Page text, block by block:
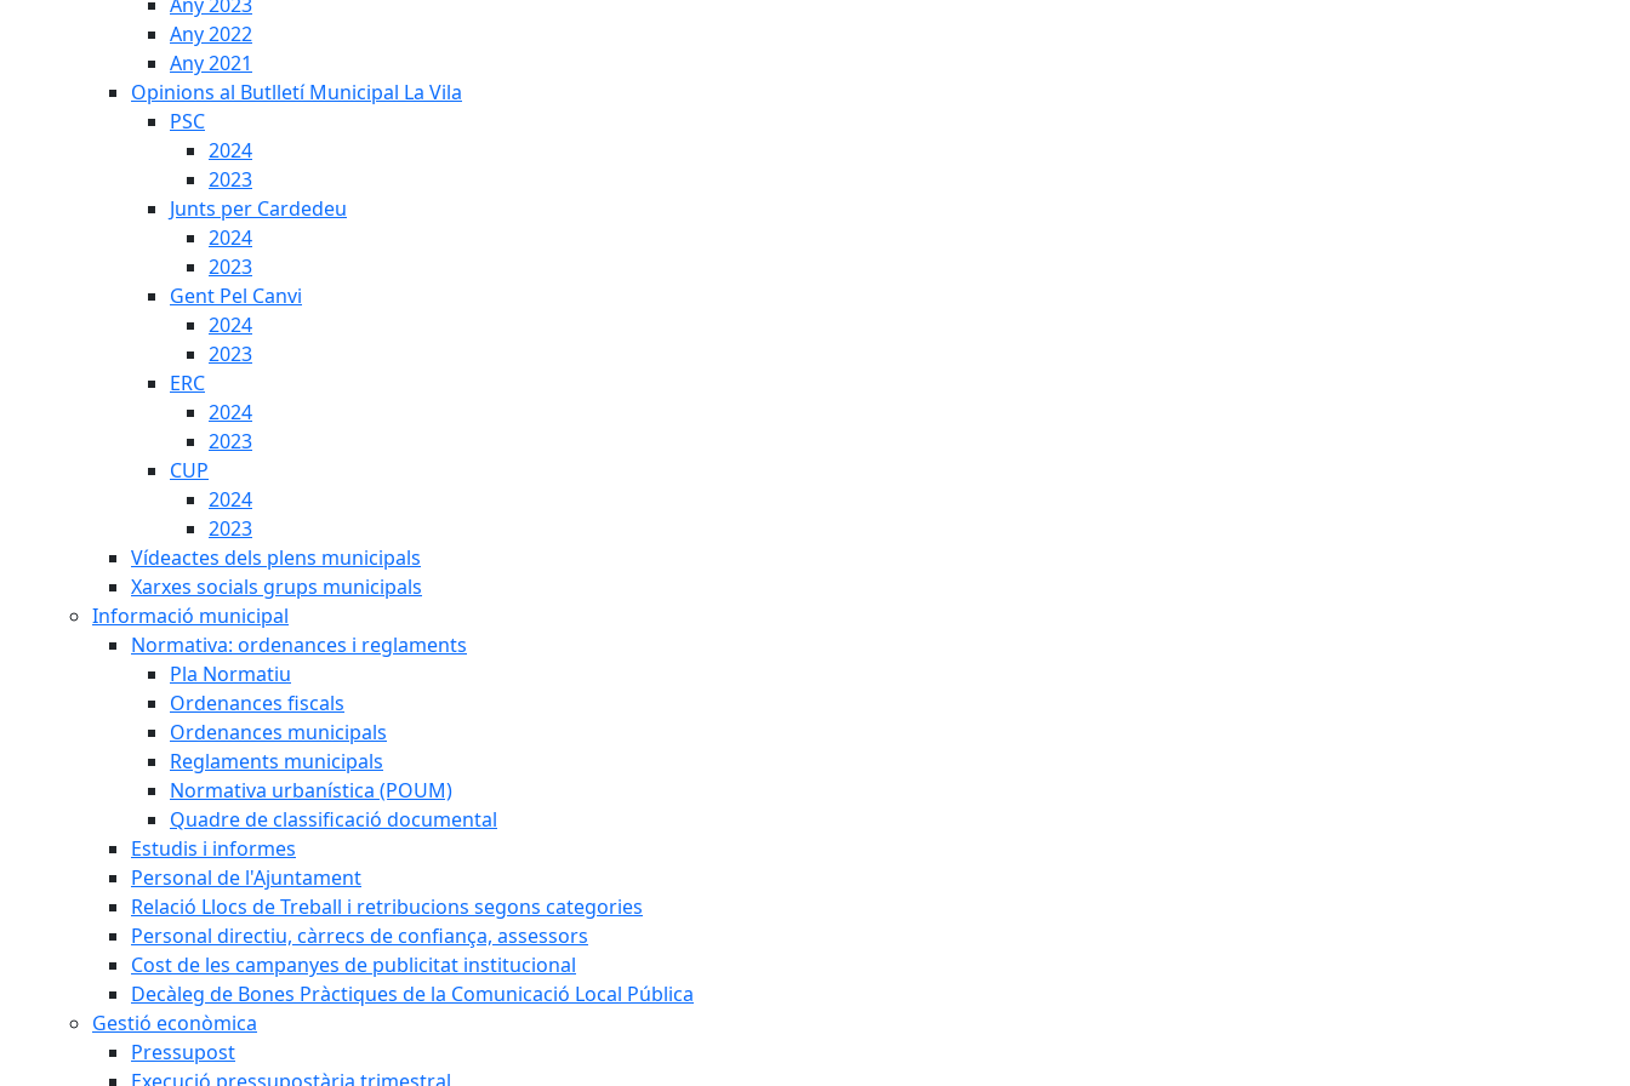
Any 2022
Any 2021
Opinions al Butlletí Municipal La Vila
PSC
2024
2023
Junts per Cardedeu
2024
2023
Gent Pel Canvi
2024
2023
ERC
2024
2023
CUP
2024
2023
Vídeactes dels plens municipals
Xarxes socials grups municipals
Informació municipal
Normativa: ordenances i reglaments
Pla Normatiu
Ordenances fiscals
Ordenances municipals
Reglaments municipals
Normativa urbanística (POUM)
Quadre de classificació documental
Estudis i informes
Personal de l'Ajuntament
Relació Llocs de Treball i retribucions segons categories
Personal directiu, càrrecs de confiança, assessors
Cost de les campanyes de publicitat institucional
Decàleg de Bones Pràctiques de la Comunicació Local Pública
Gestió econòmica
Pressupost